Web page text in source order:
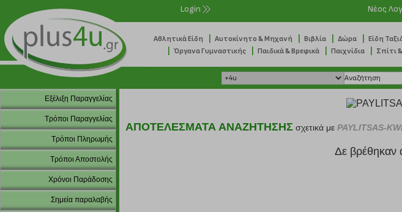
Login Νέος
Αθλητικά Είδη Αυτοκίνητο & Μηχανή Βιβλία Δώρα Είδη
Όργανα Γυμναστικής Παιδικά & Βρεφικά Παιχνίδια Σπίτι
Εξέλιξη Παραγγελίας
Τρόποι Παραγγελίας
Τρόποι Πληρωμής
Τρόποι Αποστολής
Χρόνοι Παράδοσης
Σημεία παραλαβής
ΑΠΟΤΕΛΕΣΜΑΤΑ ΑΝΑΖΗΤΗΣΗΣ σχετικά με PAYLITSAS-
Δε βρέθηκαν